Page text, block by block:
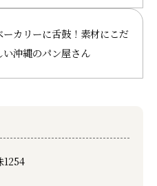
ーカリーに舌鼓！素材にこだ
い沖縄のパン屋さん
1254